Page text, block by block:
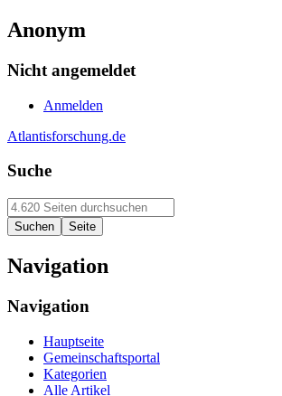
Anonym
Nicht angemeldet
Anmelden
Atlantisforschung.de
Suche
Navigation
Navigation
Hauptseite
Gemeinschaftsportal
Kategorien
Alle Artikel